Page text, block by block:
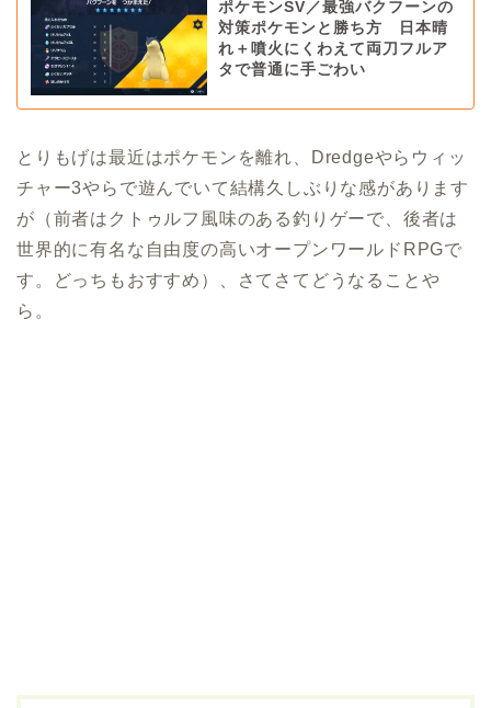
ポケモンSV／最強バクフーンの
対策ポケモンと勝ち方 日本晴
れ＋噴火にくわえて両刀フルア
タで普通に手ごわい
とりもげは最近はポケモンを離れ、Dredgeやらウィッ
チャー3やらで遊んでいて結構久しぶりな感があります
が（前者はクトゥルフ風味のある釣りゲーで、後者は
世界的に有名な自由度の高いオープンワールドRPGで
す。どっちもおすすめ）、さてさてどうなることや
ら。